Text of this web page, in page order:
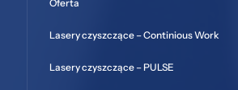
Oferta
Lasery czyszczące – Continious Work
Lasery czyszczące – PULSE